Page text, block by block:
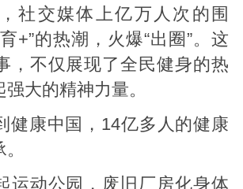
社交媒体上亿万人次的围
+”的热潮，火爆“出圈”。这
，不仅展现了全民健身的热
大的精神力量。
健康中国，14亿多人的健康
运动公园，废旧厂房化身体